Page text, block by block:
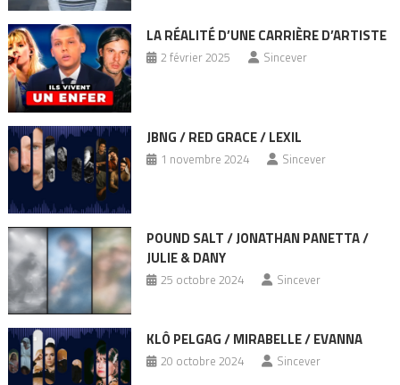
LA RÉALITÉ D’UNE CARRIÈRE D’ARTISTE
2 février 2025 Sincever
JBNG / RED GRACE / LEXIL
1 novembre 2024 Sincever
POUND SALT / JONATHAN PANETTA /
JULIE & DANY
25 octobre 2024 Sincever
KLÔ PELGAG / MIRABELLE / EVANNA
20 octobre 2024 Sincever